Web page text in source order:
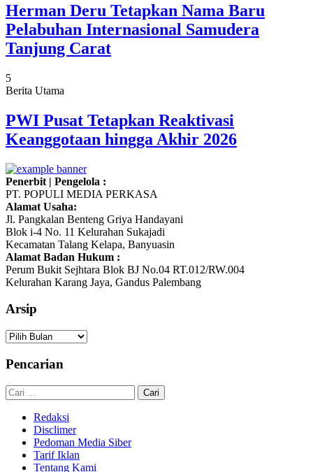
Herman Deru Tetapkan Nama Baru
Pelabuhan Internasional Samudera
Tanjung Carat
5
Berita Utama
PWI Pusat Tetapkan Reaktivasi
Keanggotaan hingga Akhir 2026
Penerbit | Pengelola :
PT. POPULI MEDIA PERKASA
Alamat Usaha:
Jl. Pangkalan Benteng Griya Handayani
Blok i-4 No. 11 Kelurahan Sukajadi
Kecamatan Talang Kelapa, Banyuasin
Alamat Badan Hukum :
Perum Bukit Sejhtara Blok BJ No.04 RT.012/RW.004
Kelurahan Karang Jaya, Gandus Palembang
Arsip
Arsip
Pencarian
Cari
untuk:
Redaksi
Disclimer
Pedoman Media Siber
Tarif Iklan
Tentang Kami